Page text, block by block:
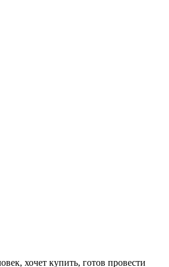
хочет купить, готов провести